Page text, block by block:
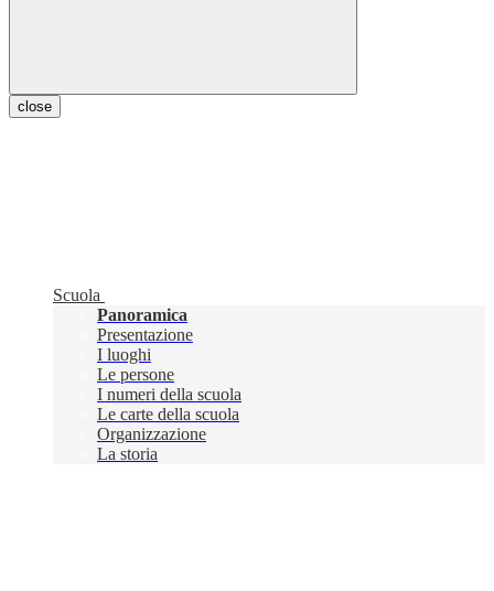
close
Scuola
Panoramica
Presentazione
I luoghi
Le persone
I numeri della scuola
Le carte della scuola
Organizzazione
La storia